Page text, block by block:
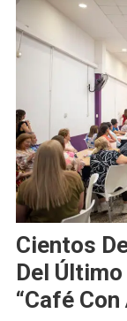
Cientos
Del
“Café Con